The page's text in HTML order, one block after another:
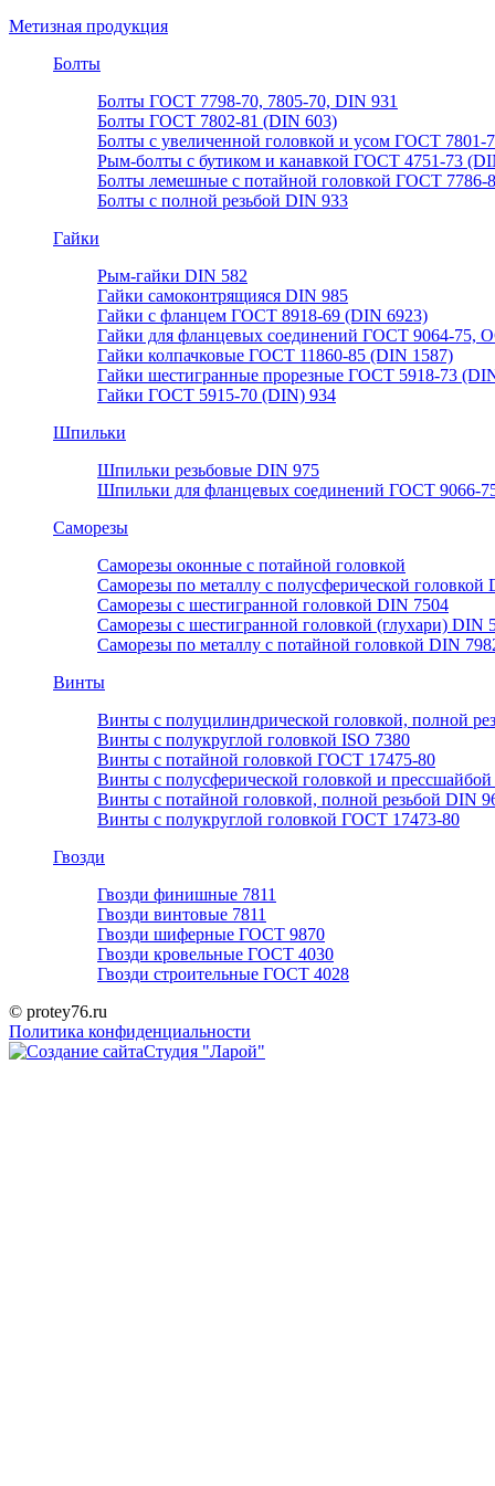
Метизная продукция
Болты
Болты ГОСТ 7798-70, 7805-70, DIN 931
Болты ГОСТ 7802-81 (DIN 603)
Болты с увеличенной головкой и усом ГОСТ 7801-
Рым-болты с бутиком и канавкой ГОСТ 4751-73
Болты лемешные с потайной головкой ГОСТ 7786-
Болты с полной резьбой DIN 933
Гайки
Рым-гайки DIN 582
Гайки самоконтрящияся DIN 985
Гайки с фланцем ГОСТ 8918-69 (DIN 6923)
Гайки для фланцевых соединений ГОСТ 9064-75,
Гайки колпачковые ГОСТ 11860-85 (DIN 1587)
Гайки шестигранные прорезные ГОСТ 5918-73
Гайки ГОСТ 5915-70 (DIN) 934
Шпильки
Шпильки резьбовые DIN 975
Шпильки для фланцевых соединений ГОСТ 9066-
Саморезы
Саморезы оконные с потайной головкой
Саморезы по металлу с полусферической головкой
Саморезы с шестигранной головкой DIN 7504
Саморезы с шестигранной головкой (глухари) DIN
Саморезы по металлу с потайной головкой DIN
Винты
Винты с полуцилиндрической головкой, полной
Винты с полукруглой головкой ISO 7380
Винты с потайной головкой ГОСТ 17475-80
Винты с полусферической головкой и
Винты с потайной головкой, полной резьбой DIN
Винты с полукруглой головкой ГОСТ 17473-80
Гвозди
Гвозди финишные 7811
Гвозди винтовые 7811
Гвозди шиферные ГОСТ 9870
Гвозди кровельные ГОСТ 4030
Гвозди строительные ГОСТ 4028
© protey76.ru
Политика конфиденциальности
Студия "Ларой"